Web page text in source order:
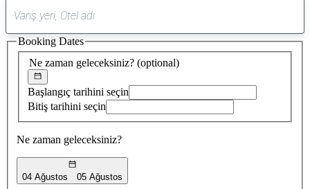
öneri
bulundu
Ne zaman geleceksiniz? (optional)
Başlangıç tarihini seçin
Bitiş tarihini seçin
Ne zaman geleceksiniz?
04 Ağustos 05 Ağustos
Booking Dates